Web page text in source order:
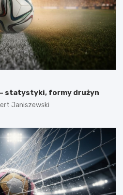
statystyki, formy drużyn
Janiszewski